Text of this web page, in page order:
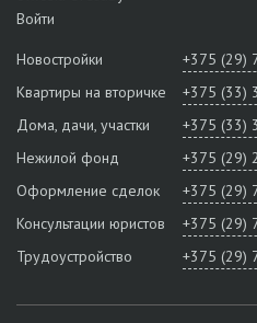
Войти
Новостройки
+375 (29)
Квартиры на вторичке
+375 (33)
Дома, дачи, участки
+375 (33)
Нежилой фонд
+375 (29)
Оформление сделок
+375 (29)
Консультации юристов
+375 (29)
Трудоустройство
+375 (29)